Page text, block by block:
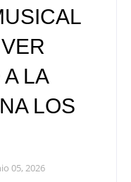
LA
LOS
05, 2026